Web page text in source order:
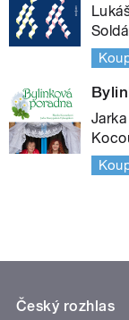
Český rozhlas